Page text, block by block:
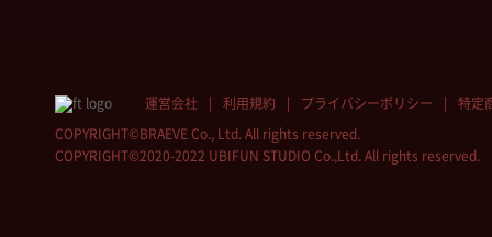
運営会社 利用規約 プライバシーポリシー 特定
COPYRIGHT©BRAEVE Co., Ltd. All rights reserved.
COPYRIGHT©2020-2022 UBIFUN STUDIO Co.,Ltd. All rights reserved.